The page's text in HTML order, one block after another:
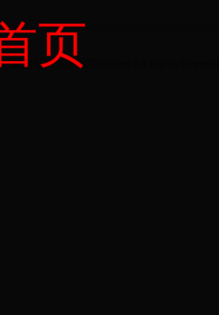
焦站|15537182780.com All Rights Reserved.
页